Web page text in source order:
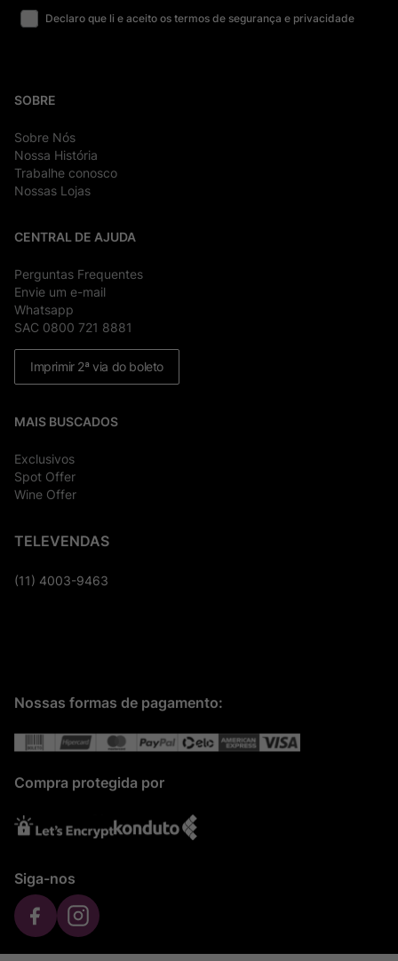
Declaro que li e aceito os termos de segurança e privacidade
SOBRE
Sobre Nós
Nossa História
Trabalhe conosco
Nossas Lojas
CENTRAL DE AJUDA
Perguntas Frequentes
Envie um e-mail
Whatsapp
SAC 0800 721 8881
Imprimir 2ª via do boleto
MAIS BUSCADOS
Exclusivos
Spot Offer
Wine Offer
TELEVENDAS
(11) 4003-9463
Nossas formas de pagamento:
Compra protegida por
Siga-nos